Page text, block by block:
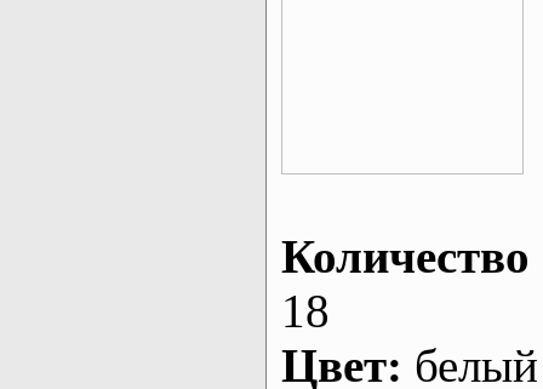
Количество
18
Цвет: белый